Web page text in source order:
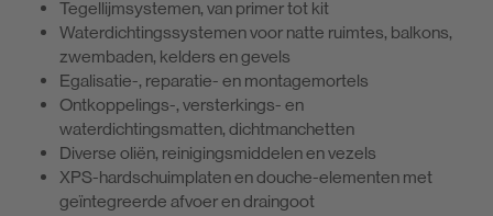
Over ons
Tegellijmsystemen, van primer tot kit
Waterdichtingssystemen voor natte ruimtes, balkons,
zwembaden, kelders en gevels
Egalisatie-, reparatie- en montagemortels
Ontkoppelings-, versterkings- en
waterdichtingsmatten, dichtmanchetten
Diverse oliën, reinigingsmiddelen en vezels
XPS-hardschuimplaten en douche-elementen met
geïntegreerde afvoer en draingoot